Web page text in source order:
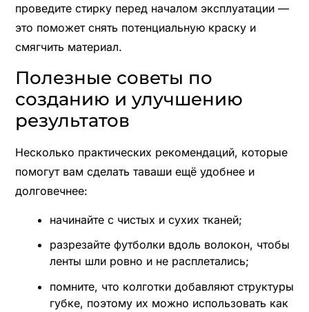
проведите стирку перед началом эксплуатации —
это поможет снять потенциальную краску и
смягчить материал.
Полезные советы по
созданию и улучшению
результатов
Несколько практических рекомендаций, которые
помогут вам сделать таваши ещё удобнее и
долговечнее:
начинайте с чистых и сухих тканей;
разрезайте футболки вдоль волокон, чтобы
ленты шли ровно и не расплетались;
помните, что колготки добавляют структуры
губке, поэтому их можно использовать как